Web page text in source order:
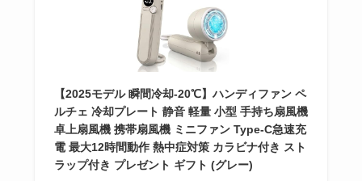
【2025モデル 瞬間冷却-20℃】ハンディファン ペ
ルチェ 冷却プレート 静音 軽量 小型 手持ち扇風機
卓上扇風機 携帯扇風機 ミニファン Type-C急速充
電 最大12時間動作 熱中症対策 カラビナ付き スト
ラップ付き プレゼント ギフト (グレー)